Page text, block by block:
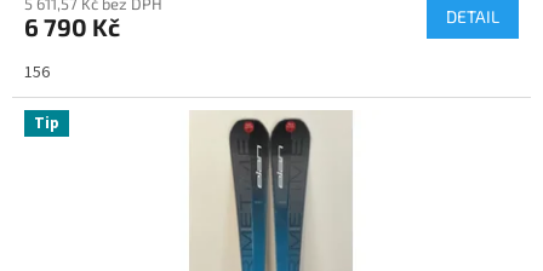
A
6 790 Kč DETAIL
156
Tip